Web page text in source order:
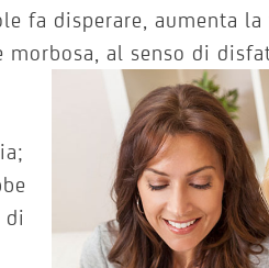
fa disperare, aumenta la
morbosa, al senso di
di